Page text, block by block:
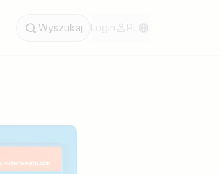
Wyszukaj Login PL